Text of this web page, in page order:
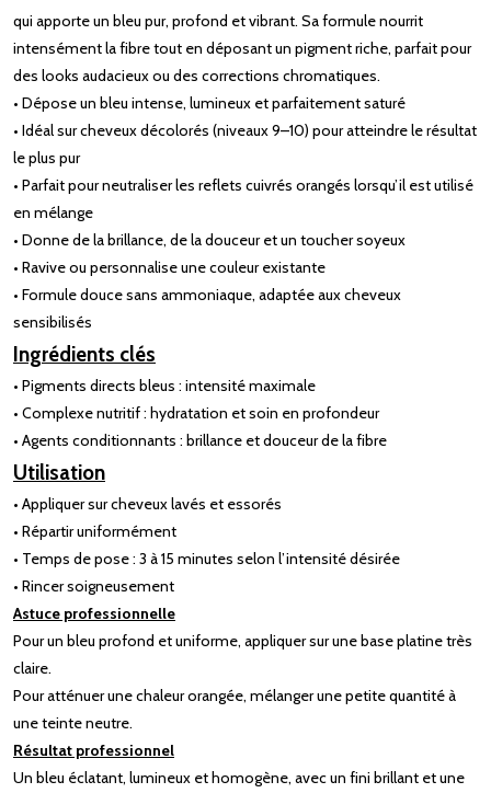
qui apporte un bleu pur, profond et vibrant. Sa formule nourrit
intensément la fibre tout en déposant un pigment riche, parfait pour
des looks audacieux ou des corrections chromatiques.
• Dépose un bleu intense, lumineux et parfaitement saturé
• Idéal sur cheveux décolorés (niveaux 9–10) pour atteindre le résultat
le plus pur
• Parfait pour neutraliser les reflets cuivrés orangés lorsqu’il est utilisé
en mélange
• Donne de la brillance, de la douceur et un toucher soyeux
• Ravive ou personnalise une couleur existante
• Formule douce sans ammoniaque, adaptée aux cheveux
sensibilisés
Ingrédients clés
• Pigments directs bleus : intensité maximale
• Complexe nutritif : hydratation et soin en profondeur
• Agents conditionnants : brillance et douceur de la fibre
Utilisation
• Appliquer sur cheveux lavés et essorés
• Répartir uniformément
• Temps de pose : 3 à 15 minutes selon l’intensité désirée
• Rincer soigneusement
Astuce professionnelle
Pour un bleu profond et uniforme, appliquer sur une base platine très
claire.
Pour atténuer une chaleur orangée, mélanger une petite quantité à
une teinte neutre.
Résultat professionnel
Un bleu éclatant, lumineux et homogène, avec un fini brillant et une